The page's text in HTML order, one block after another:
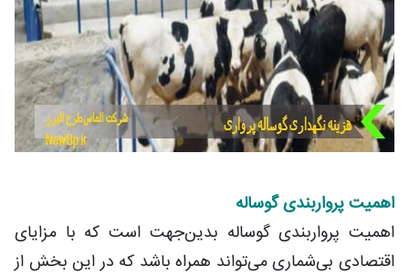
اهمیت پرواربندی گوساله
اهمیت پرواربندی گوساله بدین‌جهت است که با مزایای
اقتصادی بی‌شماری می‌تواند همراه باشد که در این بخش از